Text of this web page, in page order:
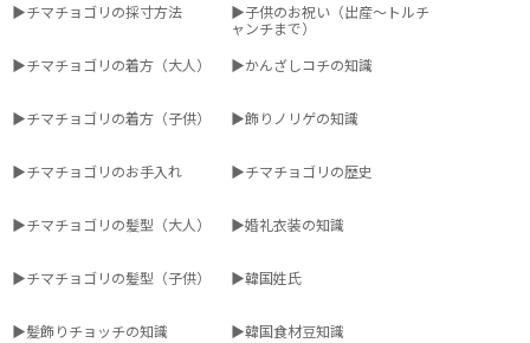
▶チマチョゴリの採寸方法
▶子供のお祝い（出産～トルチ
ャンチまで）
▶チマチョゴリの着方（大人）
▶かんざしコチの知識
▶チマチョゴリの着方（子供） ▶飾りノリゲの知識
▶チマチョゴリのお手入れ ▶チマチョゴリの歴史
▶チマチョゴリの髪型（大人） ▶婚礼衣装の知識
▶チマチョゴリの髪型（子供） ▶韓国姓氏
▶髪飾りチョッチの知識 ▶韓国食材豆知識